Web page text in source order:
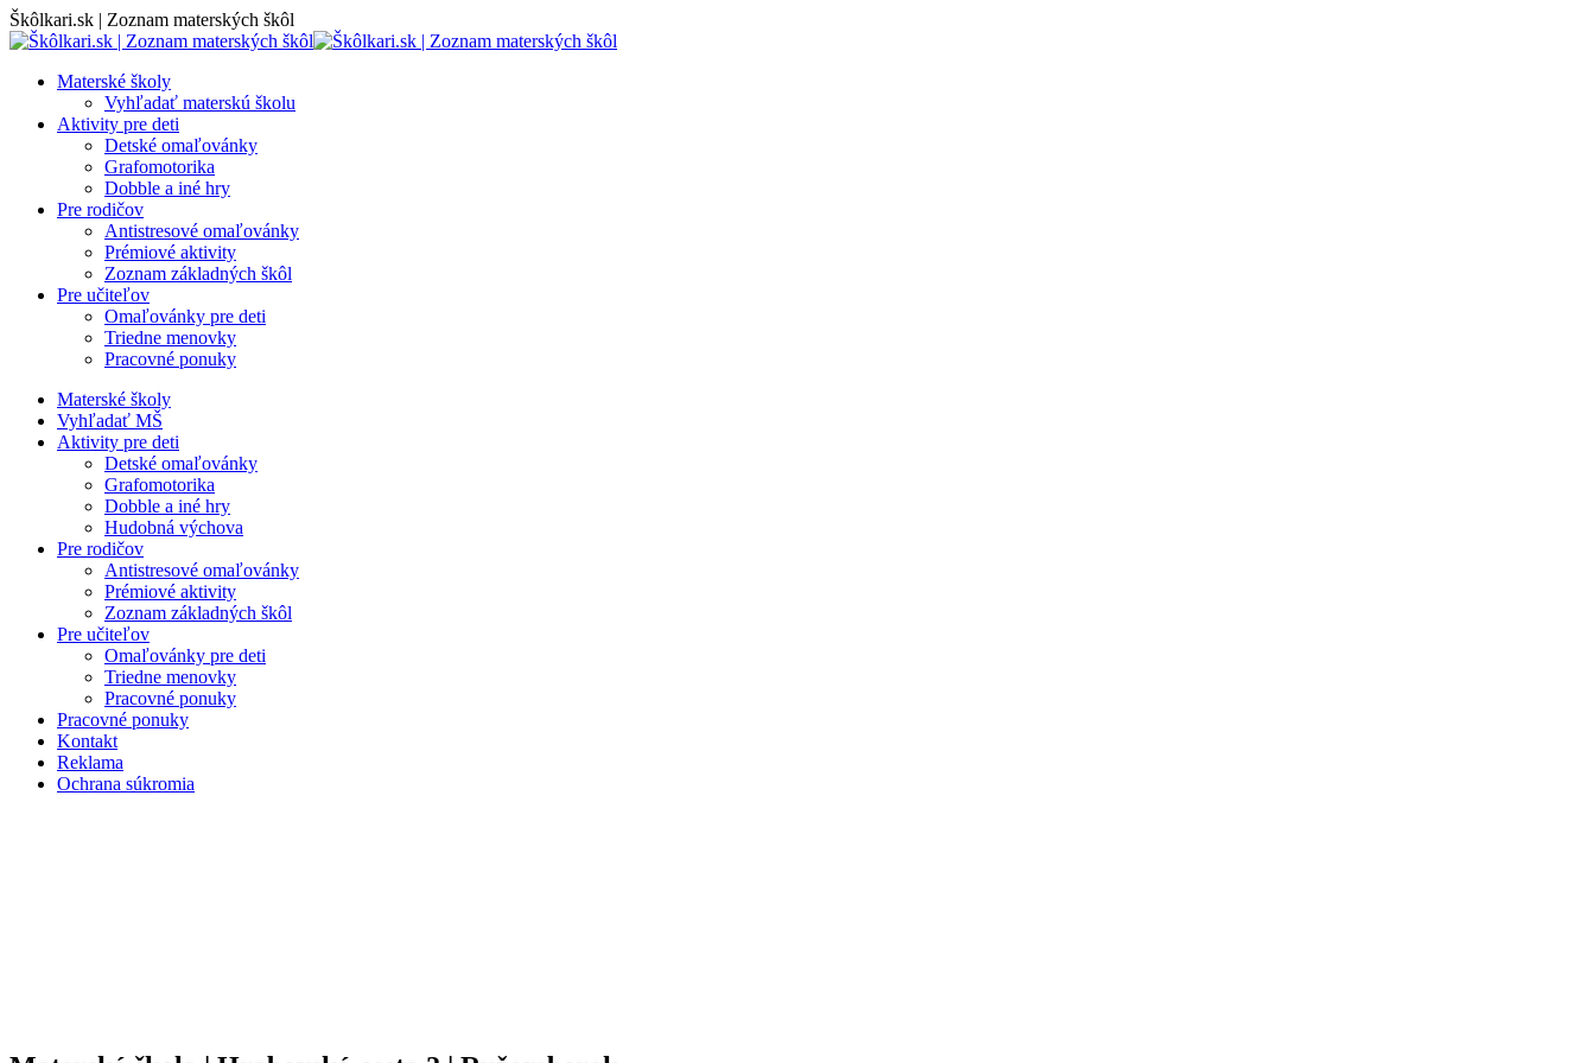
Skip
to
Škôlkari.sk | Zoznam materských škôl
Materské školy
Vyhľadať materskú školu
Aktivity pre deti
Detské omaľovánky
Grafomotorika
Dobble a iné hry
Pre rodičov
Antistresové omaľovánky
Prémiové aktivity
Zoznam základných škôl
Pre učiteľov
Omaľovánky pre deti
Triedne menovky
Pracovné ponuky
Materské školy
Vyhľadať MŠ
Aktivity pre deti
Detské omaľovánky
Grafomotorika
Dobble a iné hry
Hudobná výchova
Pre rodičov
Antistresové omaľovánky
Prémiové aktivity
Zoznam základných škôl
Pre učiteľov
Omaľovánky pre deti
Triedne menovky
Pracovné ponuky
Pracovné ponuky
Kontakt
Reklama
Ochrana súkromia